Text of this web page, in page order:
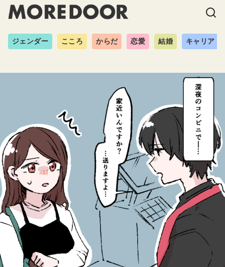
ジェンダー こころ からだ 恋愛 結婚 キャリア